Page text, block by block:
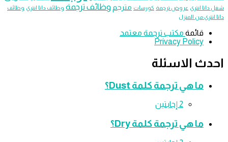
انتري عروض ترجمة كورسات مترجم وظائف ترجمة وظائف داتا انتري وظائف
من المنزل
قائمة
مكتب ترجمة معتمد
Privacy Policy
الاسئلة
ما هي ترجمة كلمة Dust؟
ما هي ترجمة كلمة Dry؟